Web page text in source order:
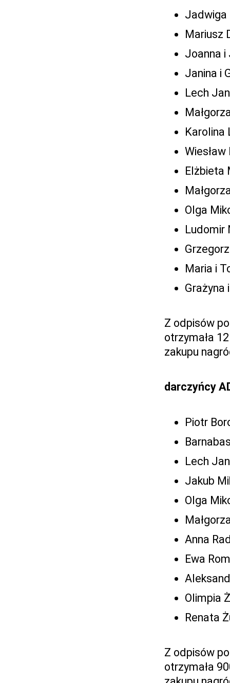
Jadwiga
Mariusz
Joanna i
Janina i
Lech
Karolina
Elżbieta
Olga
Ludomir
Maria i
Grażyna
Z odpisów
otrzymała
zakupu
darczyńcy
Piotr
Lech
Jakub
Olga
Anna
Ewa
Olimpia
Renata
Z odpisów
otrzymała